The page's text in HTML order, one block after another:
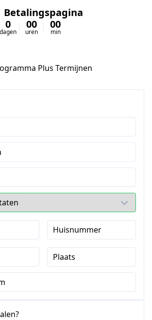
Betalingspagina
0
dagen
00
uren
00
min
Plus Termijnen
Huisnummer
Plaats